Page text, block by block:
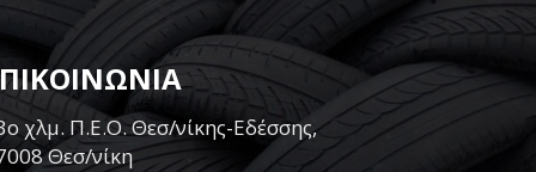
χλμ. Π.Ε.Ο. Θεσ/νίκης-Εδέσσης,
Θεσ/νίκη